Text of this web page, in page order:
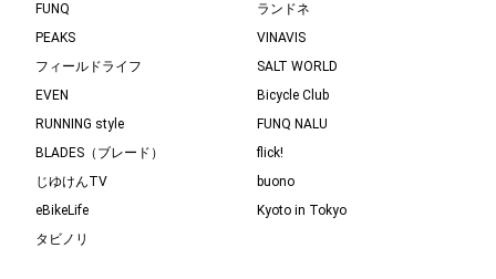
FUNQ
ランドネ
PEAKS
VINAVIS
フィールドライフ
SALT WORLD
EVEN
Bicycle Club
RUNNING style
FUNQ NALU
BLADES（ブレード）
flick!
じゆけんTV
buono
eBikeLife
Kyoto in Tokyo
タビノリ